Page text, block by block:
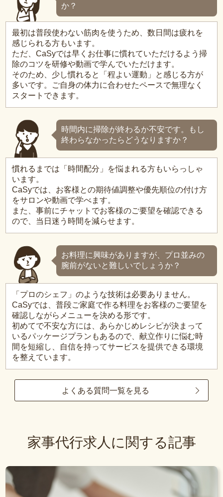
か？
最初は普段使わない筋肉を使うため、数日間は疲れを
感じられる方もいます。
ただ、CaSyでは早くお仕事に慣れていただけるよう掃
除のコツを研修や動画で学んでいただけます。
そのため、少し慣れると「程よい運動」と感じる方が
多いです。ご自身の体力に合わせたペースで無理なく
スタートできます。
時間内に掃除が終わるか不安です。もし
終わらなかったらどうなりますか？
慣れるまでは「時間配分」を悩まれる方もいらっしゃ
います。
CaSyでは、お客様との期待値調整や優先順位の付け方
をサロンや動画で学べます。
また、事前にチャットでお客様のご要望を確認できる
ので、当日迷う時間を減らせます。
お料理に興味がありますが、プロ並みの
腕前がないと難しいでしょうか？
「プロのシェフ」のような技術は必要ありません。
CaSyでは、普段ご家庭で作る料理をお客様のご要望を
確認しながらメニューを決める形です。
初めてで不安な方には、あらかじめレシピが決まって
いるパッケージプランもあるので、献立作りに悩む時
間を短縮し、自信を持ってサービスを提供できる環境
を整えています。
よくある質問一覧を見る
家事代行求人に関する記事